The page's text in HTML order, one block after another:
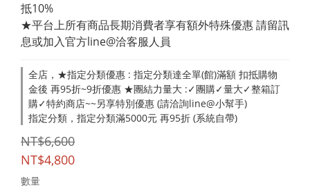
抵10%
★平台上所有商品長期消費者享有額外特殊優惠 請留訊
息或加入官方line@洽客服人員
全店，★指定分類優惠 : 指定分類達全單(館)滿額 扣抵購物
金後 再95折~9折優惠 ★團結力量大 :✓團購✓量大✓整箱訂
購✓特約商店~~另享特別優惠 (請洽詢line@小幫手)
指定分類，指定分類滿5000元 再95折 (系統自帶)
NT$6,600
NT$4,800
數量